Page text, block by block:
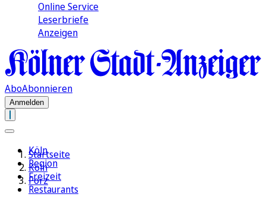
Online Service
Leserbriefe
Anzeigen
AboAbonnieren
Anmelden
Köln
Region
Freizeit
Restaurants
Startseite
Köln
Porz